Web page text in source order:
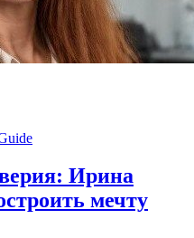
Ирина
мечту